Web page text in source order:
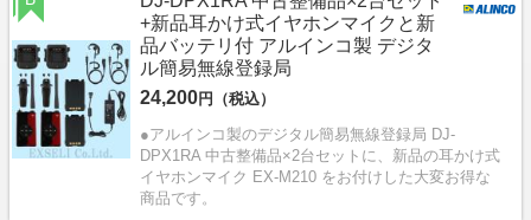
+新品耳かけ式イヤホンマイクと新
品バッテリ付 アルインコ製 デジタ
ル簡易無線登録局
24,200円（税込）
●アルインコ製のデジタル簡易無線登録局 DJ-
DPX1RA 中古整備品×2台セットに、新品の耳かけ式
イヤホンマイク EX-M210 をお付けした大変お得な
商品です。